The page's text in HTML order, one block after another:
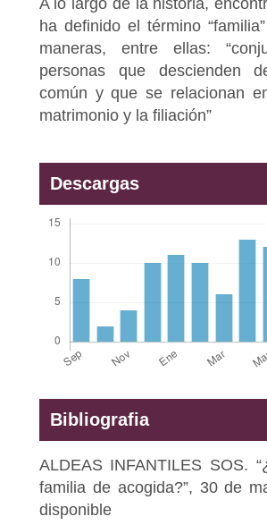
ha definido el término
maneras, entre ellas:
personas que descienden
común y que se relacionan
matrimonio y la filiación”
Descargas
Bibliografia
ALDEAS INFANTILES SOS.
familia de acogida?”, 30 de